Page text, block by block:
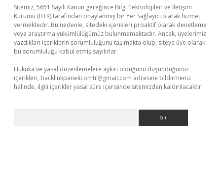
Sitemiz, 5651 Sayılı Kanun gereğince Bilgi Teknolojileri ve İletişim
Kurumu (BTK) tarafından onaylanmış bir Yer Sağlayıcı olarak hizmet
vermektedir. Bu nedenle, sitedeki içerikleri proaktif olarak denetleme
veya araştırma yükümlülüğümüz bulunmamaktadır. Ancak, üyelerimiz
yazdıkları içeriklerin sorumluluğunu taşımakta olup, siteye üye olarak
bu sorumluluğu kabul etmiş sayılırlar.
Hukuka ve yasal düzenlemelere aykırı olduğunu düşündüğünüz
içerikleri, backlinkpanelicomtr@gmail.com adresine bildirmeniz
halinde, ilgili içerikler yasal süre içerisinde sitemizden kaldırılacaktır.